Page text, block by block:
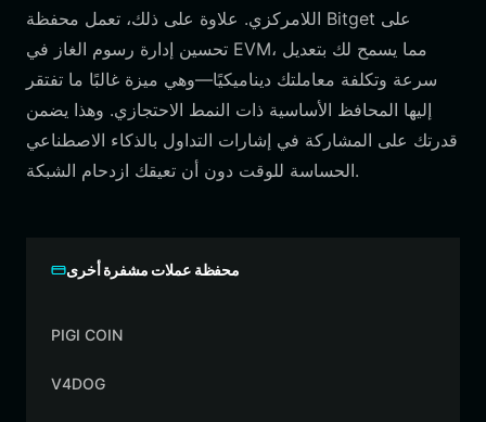
اللامركزي. علاوة على ذلك، تعمل محفظة Bitget على
تحسين إدارة رسوم الغاز في EVM، مما يسمح لك بتعديل
سرعة وتكلفة معاملتك ديناميكيًا—وهي ميزة غالبًا ما تفتقر
إليها المحافظ الأساسية ذات النمط الاحتجازي. وهذا يضمن
قدرتك على المشاركة في إشارات التداول بالذكاء الاصطناعي
الحساسة للوقت دون أن تعيقك ازدحام الشبكة.
محفظة عملات مشفرة أخرى
PIGI COIN
V4DOG